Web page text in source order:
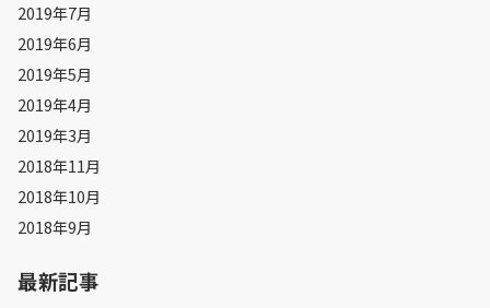
2019年7月
2019年6月
2019年5月
2019年4月
2019年3月
2018年11月
2018年10月
2018年9月
最新記事